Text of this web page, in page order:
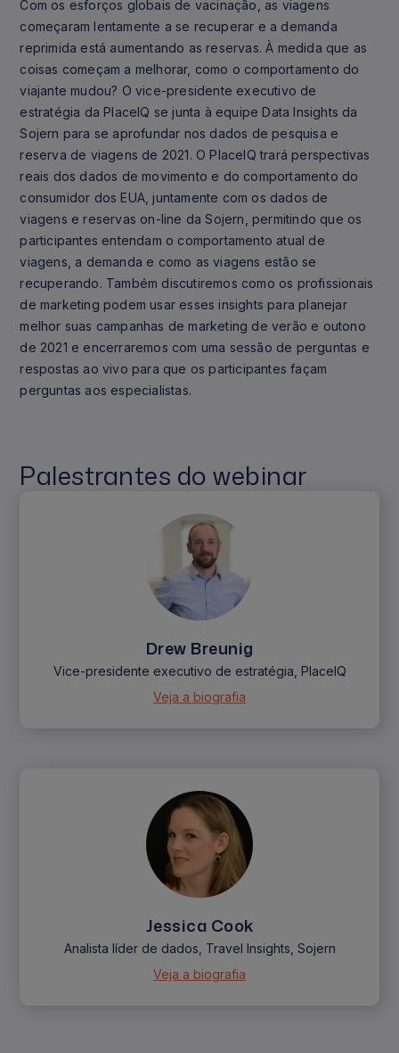
Com os esforços globais de vacinação, as viagens
começaram lentamente a se recuperar e a demanda
reprimida está aumentando as reservas. À medida que as
coisas começam a melhorar, como o comportamento do
viajante mudou? O vice-presidente executivo de
estratégia da PlaceIQ se junta à equipe Data Insights da
Sojern para se aprofundar nos dados de pesquisa e
reserva de viagens de 2021. O PlaceIQ trará perspectivas
reais dos dados de movimento e do comportamento do
consumidor dos EUA, juntamente com os dados de
viagens e reservas on-line da Sojern, permitindo que os
participantes entendam o comportamento atual de
viagens, a demanda e como as viagens estão se
recuperando. Também discutiremos como os profissionais
de marketing podem usar esses insights para planejar
melhor suas campanhas de marketing de verão e outono
de 2021 e encerraremos com uma sessão de perguntas e
respostas ao vivo para que os participantes façam
perguntas aos especialistas.
Palestrantes do webinar
Drew Breunig
Vice-presidente executivo de estratégia, PlaceIQ
Veja a biografia
Jessica Cook
Analista líder de dados, Travel Insights, Sojern
Veja a biografia